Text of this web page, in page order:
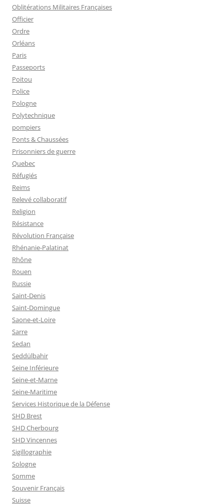
Oblitérations Militaires Françaises
Officier
Ordre
Orléans
Paris
Passeports
Poitou
Police
Pologne
Polytechnique
pompiers
Ponts & Chaussées
Prisonniers de guerre
Quebec
Réfugiés
Reims
Relevé collaboratif
Religion
Résistance
Révolution Française
Rhénanie-Palatinat
Rhône
Rouen
Russie
Saint-Denis
Saint-Domingue
Saone-et-Loire
Sarre
Sedan
Seddülbahir
Seine Inférieure
Seine-et-Marne
Seine-Maritime
Services Historique de la Défense
SHD Brest
SHD Cherbourg
SHD Vincennes
Sigillographie
Sologne
Somme
Souvenir Français
Suisse